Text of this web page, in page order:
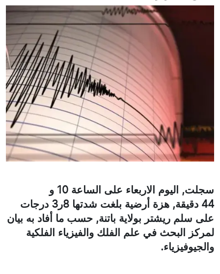
سجلت, اليوم الاربعاء على الساعة 10 و
44 دقيقة, هزة أرضية بلغت شدتها 8ر3 درجات
على سلم ريشتر بولاية باتنة, حسب ما أفاد به بيان
لمركز البحث في علم الفلك والفيزياء الفلكية
والجيوفيزياء.